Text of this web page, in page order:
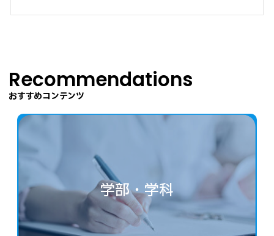
Recommendations
おすすめコンテンツ
学部・学科